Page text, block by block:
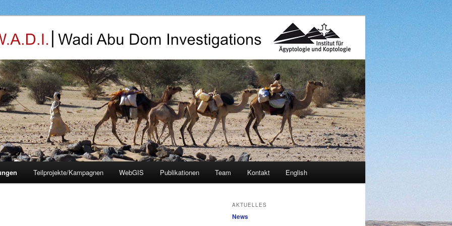
Teilprojekte/Kampagnen WebGIS Publikationen Team Kontakt English
AKTUELLES
News